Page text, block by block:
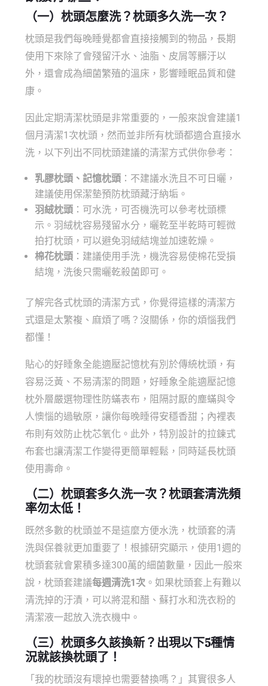
（一）枕頭怎麼洗？枕頭多久洗一次？
枕頭是我們每晚睡覺都會直接接觸到的物品，長期
使用下來除了會殘留汗水、油脂、皮屑等髒汙以
外，還會成為細菌繁殖的溫床，影響睡眠品質和健
康。
因此定期清潔枕頭是非常重要的，一般來說會建議1
個月清潔1次枕頭，然而並非所有枕頭都適合直接水
洗，以下列出不同枕頭建議的清潔方式供你參考：
乳膠枕頭、記憶枕頭 ：不建議水洗且不可日曬，
建議使用保潔墊預防枕頭藏汙納垢。
羽絨枕頭 ：可水洗，可否機洗可以參考枕頭標
示。羽絨枕容易殘留水分，曬乾至半乾時可輕微
拍打枕頭，可以避免羽絨結塊並加速乾燥。
棉花枕頭 ：建議使用手洗，機洗容易使棉花受損
結塊，洗後只需曬乾殺菌即可。
了解完各式枕頭的清潔方式，你覺得這樣的清潔方
式還是太繁複、麻煩了嗎？沒關係，你的煩惱我們
都懂！
貼心的好睡象全能適壓記憶枕有別於傳統枕頭，有
容易泛黃、不易清潔的問題，好睡象全能適壓記憶
枕外層嚴選物理性防蟎表布，阻隔討厭的塵蟎與令
人懊惱的過敏原，讓你每晚睡得安穩香甜；內裡表
布則有效防止枕芯氧化。此外，特別設計的拉鍊式
布套也讓清潔工作變得更簡單輕鬆，同時延長枕頭
使用壽命。
（二）枕頭套多久洗一次？枕頭套清洗頻
率勿太低！
既然多數的枕頭並不是這麼方便水洗，枕頭套的清
洗與保養就更加重要了！根據研究顯示，使用1週的
枕頭套就會累積多達300萬的細菌數量，因此一般來
說，枕頭套建議每週清洗1次 。如果枕頭套上有難以
清洗掉的汙漬，可以將混和醋、蘇打水和洗衣粉的
清潔液一起放入洗衣機中。
（三）枕頭多久該換新？出現以下5種情
況就該換枕頭了！
「我的枕頭沒有壞掉也需要替換嗎？」其實很多人